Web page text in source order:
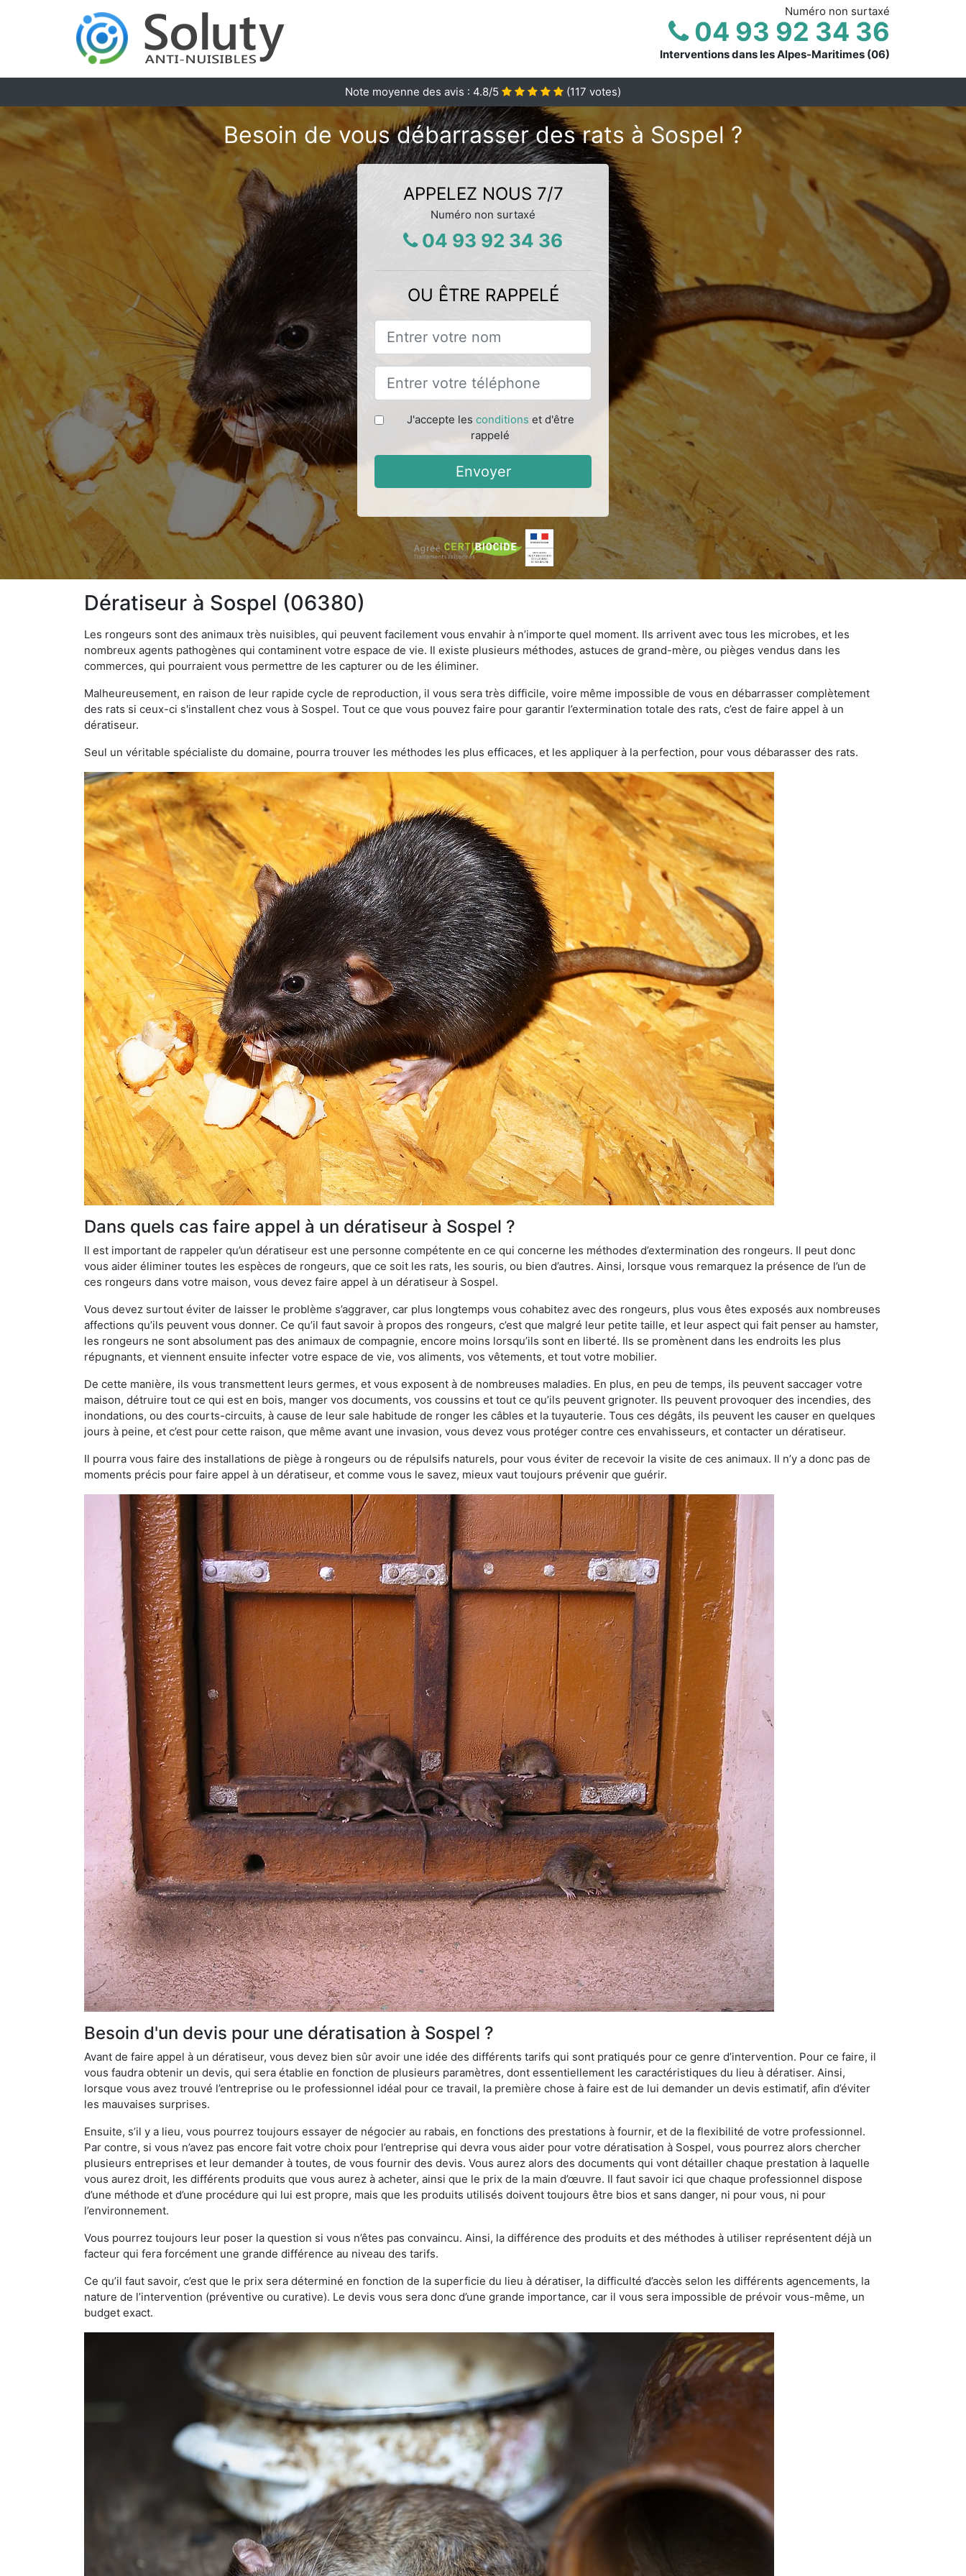
Numéro non surtaxé
04 93 92 34 36
Interventions dans les Alpes-Maritimes (06)
Note moyenne des avis : 4.8/5 (117 votes)
Besoin de vous débarrasser des rats à Sospel ?
APPELEZ NOUS 7/7
Numéro non surtaxé
04 93 92 34 36
OU ÊTRE RAPPELÉ
J'accepte les conditions et d'être
rappelé
Envoyer
Dératiseur à Sospel (06380)
Les rongeurs sont des animaux très nuisibles, qui peuvent facilement vous envahir à n’importe quel moment. Ils arrivent avec tous les microbes, et les
nombreux agents pathogènes qui contaminent votre espace de vie. Il existe plusieurs méthodes, astuces de grand-mère, ou pièges vendus dans les
commerces, qui pourraient vous permettre de les capturer ou de les éliminer.
Malheureusement, en raison de leur rapide cycle de reproduction, il vous sera très difficile, voire même impossible de vous en débarrasser complètement
des rats si ceux-ci s'installent chez vous à Sospel. Tout ce que vous pouvez faire pour garantir l’extermination totale des rats, c’est de faire appel à un
dératiseur.
Seul un véritable spécialiste du domaine, pourra trouver les méthodes les plus efficaces, et les appliquer à la perfection, pour vous débarasser des rats.
Dans quels cas faire appel à un dératiseur à Sospel ?
Il est important de rappeler qu’un dératiseur est une personne compétente en ce qui concerne les méthodes d’extermination des rongeurs. Il peut donc
vous aider éliminer toutes les espèces de rongeurs, que ce soit les rats, les souris, ou bien d’autres. Ainsi, lorsque vous remarquez la présence de l’un de
ces rongeurs dans votre maison, vous devez faire appel à un dératiseur à Sospel.
Vous devez surtout éviter de laisser le problème s’aggraver, car plus longtemps vous cohabitez avec des rongeurs, plus vous êtes exposés aux nombreuses
affections qu’ils peuvent vous donner. Ce qu’il faut savoir à propos des rongeurs, c’est que malgré leur petite taille, et leur aspect qui fait penser au hamster,
les rongeurs ne sont absolument pas des animaux de compagnie, encore moins lorsqu’ils sont en liberté. Ils se promènent dans les endroits les plus
répugnants, et viennent ensuite infecter votre espace de vie, vos aliments, vos vêtements, et tout votre mobilier.
De cette manière, ils vous transmettent leurs germes, et vous exposent à de nombreuses maladies. En plus, en peu de temps, ils peuvent saccager votre
maison, détruire tout ce qui est en bois, manger vos documents, vos coussins et tout ce qu’ils peuvent grignoter. Ils peuvent provoquer des incendies, des
inondations, ou des courts-circuits, à cause de leur sale habitude de ronger les câbles et la tuyauterie. Tous ces dégâts, ils peuvent les causer en quelques
jours à peine, et c’est pour cette raison, que même avant une invasion, vous devez vous protéger contre ces envahisseurs, et contacter un dératiseur.
Il pourra vous faire des installations de piège à rongeurs ou de répulsifs naturels, pour vous éviter de recevoir la visite de ces animaux. Il n’y a donc pas de
moments précis pour faire appel à un dératiseur, et comme vous le savez, mieux vaut toujours prévenir que guérir.
Besoin d'un devis pour une dératisation à Sospel ?
Avant de faire appel à un dératiseur, vous devez bien sûr avoir une idée des différents tarifs qui sont pratiqués pour ce genre d’intervention. Pour ce faire, il
vous faudra obtenir un devis, qui sera établie en fonction de plusieurs paramètres, dont essentiellement les caractéristiques du lieu à dératiser. Ainsi,
lorsque vous avez trouvé l’entreprise ou le professionnel idéal pour ce travail, la première chose à faire est de lui demander un devis estimatif, afin d’éviter
les mauvaises surprises.
Ensuite, s’il y a lieu, vous pourrez toujours essayer de négocier au rabais, en fonctions des prestations à fournir, et de la flexibilité de votre professionnel.
Par contre, si vous n’avez pas encore fait votre choix pour l’entreprise qui devra vous aider pour votre dératisation à Sospel, vous pourrez alors chercher
plusieurs entreprises et leur demander à toutes, de vous fournir des devis. Vous aurez alors des documents qui vont détailler chaque prestation à laquelle
vous aurez droit, les différents produits que vous aurez à acheter, ainsi que le prix de la main d’œuvre. Il faut savoir ici que chaque professionnel dispose
d’une méthode et d’une procédure qui lui est propre, mais que les produits utilisés doivent toujours être bios et sans danger, ni pour vous, ni pour
l’environnement.
Vous pourrez toujours leur poser la question si vous n’êtes pas convaincu. Ainsi, la différence des produits et des méthodes à utiliser représentent déjà un
facteur qui fera forcément une grande différence au niveau des tarifs.
Ce qu’il faut savoir, c’est que le prix sera déterminé en fonction de la superficie du lieu à dératiser, la difficulté d’accès selon les différents agencements, la
nature de l’intervention (préventive ou curative). Le devis vous sera donc d’une grande importance, car il vous sera impossible de prévoir vous-même, un
budget exact.